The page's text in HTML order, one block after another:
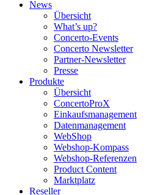
News
Übersicht
What’s up?
Concerto-Events
Concerto Newsletter
Partner-Newsletter
Presse
Produkte
Übersicht
ConcertoProX
Einkaufsmanagement
Datenmanagement
WebShop
Webshop-Kompass
Webshop-Referenzen
Product Content
Marktplatz
Reseller